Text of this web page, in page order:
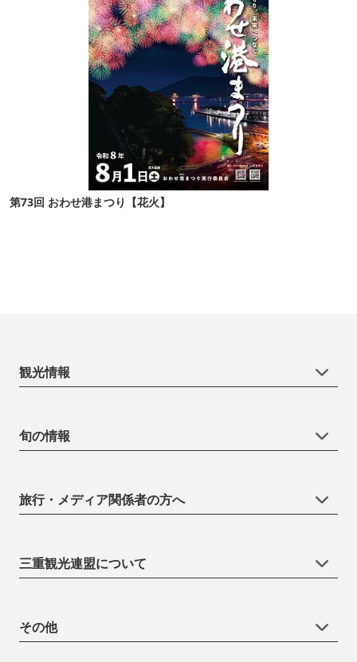
第73回 おわせ港まつり【花火】
観光情報
旬の情報
旅行・メディア関係者の方へ
三重観光連盟について
その他